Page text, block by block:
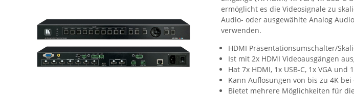
ermöglicht es die Videosignale zu
Audio- oder ausgewählte Analog
verwenden.
HDMI Präsentationsumschalter/
Ist mit 2x HDMI Videoausgängen
Hat 7x HDMI, 1x USB-C, 1x VGA und
Kann Auflösungen von bis zu 4K
Bietet mehrere Möglichkeiten für